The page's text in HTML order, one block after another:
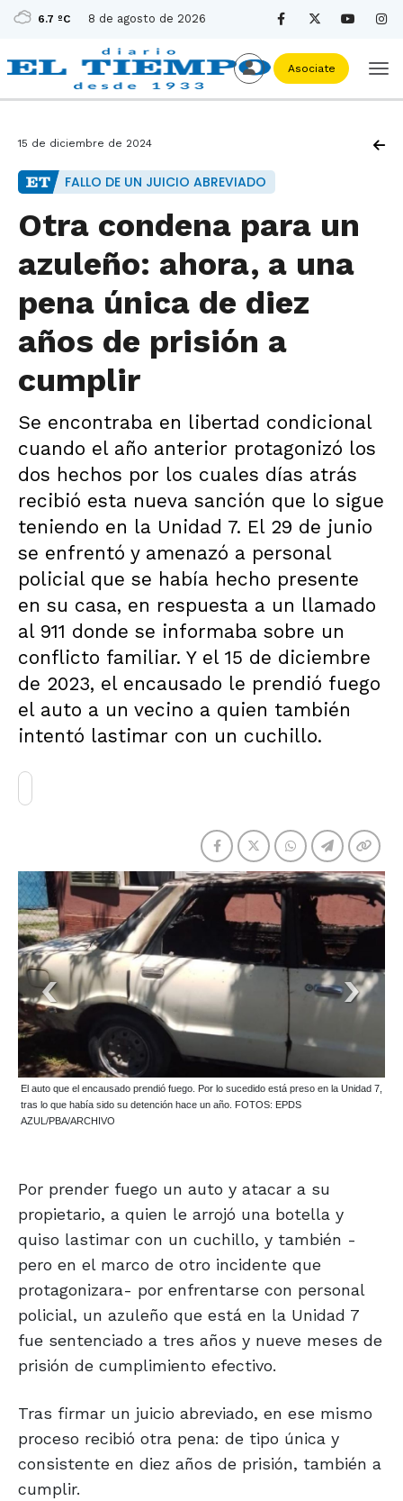
6.7 ºC 8 de agosto de 2026
Asociate
15 de diciembre de 2024
FALLO DE UN JUICIO ABREVIADO
Otra condena para un
azuleño: ahora, a una
pena única de diez
años de prisión a
cumplir
Se encontraba en libertad condicional
cuando el año anterior protagonizó los
dos hechos por los cuales días atrás
recibió esta nueva sanción que lo sigue
teniendo en la Unidad 7. El 29 de junio
se enfrentó y amenazó a personal
policial que se había hecho presente
en su casa, en respuesta a un llamado
al 911 donde se informaba sobre un
conflicto familiar. Y el 15 de diciembre
de 2023, el encausado le prendió fuego
el auto a un vecino a quien también
intentó lastimar con un cuchillo.
El auto que el encausado prendió fuego. Por lo sucedido está preso en la Unidad 7,
tras lo que había sido su detención hace un año. FOTOS: EPDS
AZUL/PBA/ARCHIVO
Por prender fuego un auto y atacar a su
propietario, a quien le arrojó una botella y
quiso lastimar con un cuchillo, y también -
pero en el marco de otro incidente que
protagonizara- por enfrentarse con personal
policial, un azuleño que está en la Unidad 7
fue sentenciado a tres años y nueve meses de
prisión de cumplimiento efectivo.
Tras firmar un juicio abreviado, en ese mismo
proceso recibió otra pena: de tipo única y
consistente en diez años de prisión, también a
cumplir.